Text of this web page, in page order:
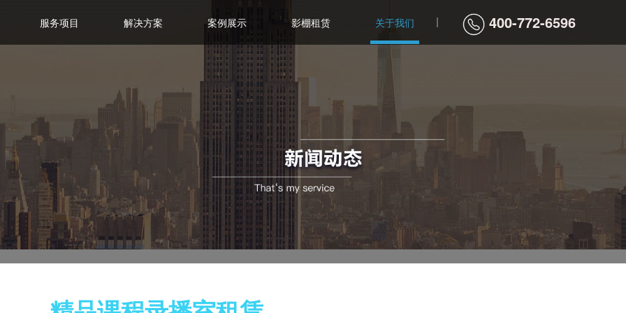
服务项目 解决方案 案例展示 影棚租赁 关于我们 400-772-6596